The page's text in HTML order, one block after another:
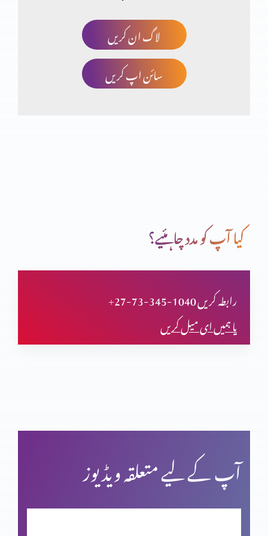
کیا مزامیر بھی سائنس کی تائیدکرتے ہیں؟(حصہ دہم)
کیا مضامین بھی سائنس کی تائیدکرتے ہیں؟(حصہ پنجم)
کیا مضامین بھی سائنس کی تائیدکرتے ہیں؟(حصہ چہارم)
کیا مزامیر بھی سائنس کی تائید کرتے ہیں؟ (حصہ 1)
لاگ ان کریں
سائن اپ کریں
کیا آپ کو مدد چاہئیے؟
+27-73-345-1040 رابطہ کریں
یا ہمیں ای میل کریں
آپ کے لیے متعلقہ ویڈیوز